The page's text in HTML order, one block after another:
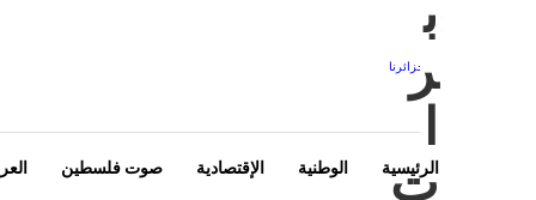
الرئيسية الوطنية الإقتصادية صوت فلسطين
ب
ر
ت